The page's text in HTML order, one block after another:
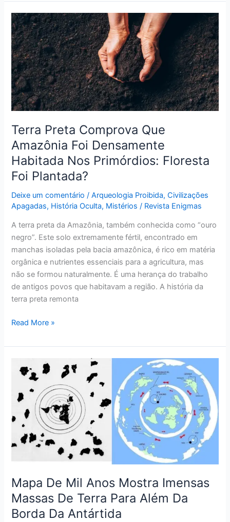
Terra Preta Comprova Que
Amazônia Foi Densamente
Habitada Nos Primórdios: Floresta
Foi Plantada?
Deixe um comentário /Arqueologia Proibida,Civilizações
Apagadas, História Oculta, Mistérios / Revista Enigmas
A terra preta da Amazônia, também conhecida como “ouro
negro”. Este solo extremamente fértil, encontrado em
manchas isoladas pela bacia amazônica, é rico em matéria
orgânica e nutrientes essenciais para a agricultura, mas
não se formou naturalmente. É uma herança do trabalho
de antigos povos que habitavam a região. A história da
terra preta remonta
Terra
Preta
Comprova
Que
Amazônia
Foi
Densamente
Habitada
Primórdios:
Floresta
Foi
Plantada?
Read More »
Mapa De Mil Anos Mostra Imensas
Massas De Terra Para Além Da
Borda Da Antártida
Anos
Mostra
Imensas
Massas
De
Além
Da
Borda